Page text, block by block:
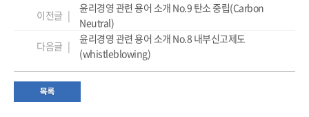
이전글 |
윤리경영 관련 용어 소개 No.9 탄소 중립(Carbon
Neutral)
다음글 |
윤리경영 관련 용어 소개 No.8 내부신고제도
(whistleblowing)